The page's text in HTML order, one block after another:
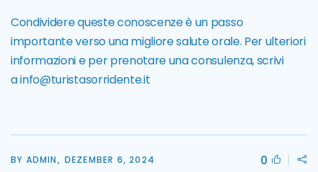
Condividere queste conoscenze è un passo
importante verso una migliore salute orale. Per ulteriori
informazioni e per prenotare una consulenza, scrivi
ainfo@turistasorridente.it
BY ADMIN, DEZEMBER 6, 2024 0